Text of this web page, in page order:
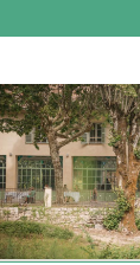
vacances